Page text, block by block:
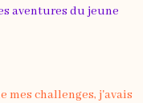
aventures du jeune
mes challenges, j'avais